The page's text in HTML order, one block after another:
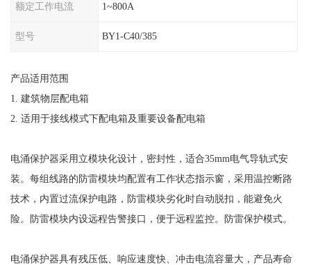
额定工作电流 1~800A
型号 BY1-C40/385
产品适用范围
1. 建筑物层配电箱
2. 适用于接线模式下配电箱及重要设备配电箱
电涌保护器采用立模块化设计，密封性，适合35mm电气导轨式安
装。每组线路的防雷模块均配置有工作状态指示窗，采用温控断路
技术，内置过流保护电路，防雷模块劣化时自动脱扣，能避免火
险。防雷模块内设远程告警接口，便于远程监控。防雷保护模式。
电涌保护器具有残压低、响应速度快、冲击电流容量大，产品寿命